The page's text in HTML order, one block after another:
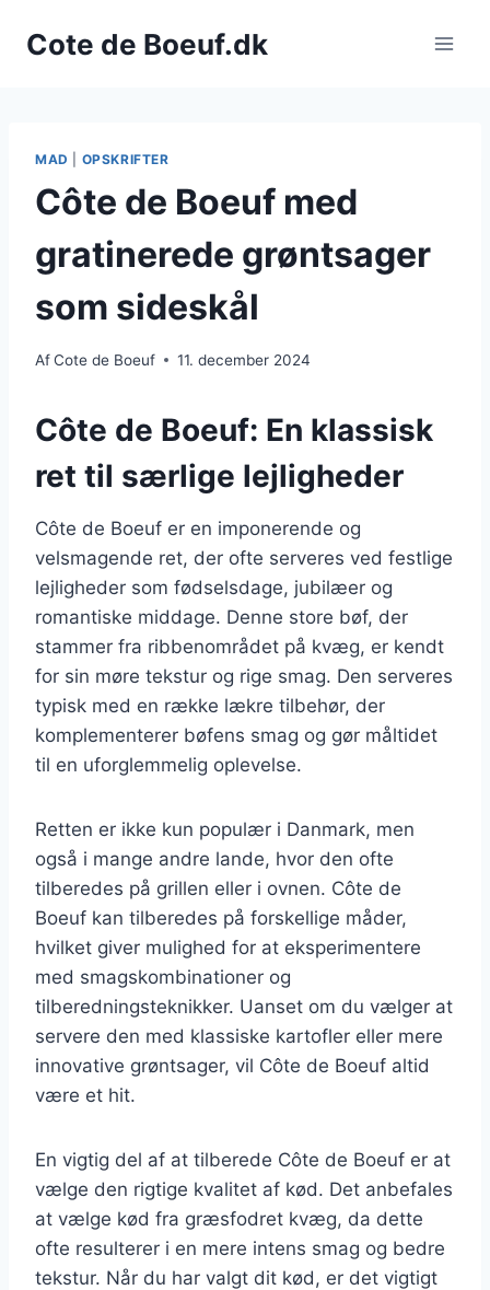
Cote de Boeuf.dk
MAD OPSKRIFTER
Côte de Boeuf med
gratinerede grøntsager
som sideskål
AfCote de Boeuf 11. december 2024
Côte de Boeuf: En klassisk
ret til særlige lejligheder
Côte de Boeuf er en imponerende og
velsmagende ret, der ofte serveres ved festlige
lejligheder som fødselsdage, jubilæer og
romantiske middage. Denne store bøf, der
stammer fra ribbenområdet på kvæg, er kendt
for sin møre tekstur og rige smag. Den serveres
typisk med en række lækre tilbehør, der
komplementerer bøfens smag og gør måltidet
til en uforglemmelig oplevelse.
Retten er ikke kun populær i Danmark, men
også i mange andre lande, hvor den ofte
tilberedes på grillen eller i ovnen. Côte de
Boeuf kan tilberedes på forskellige måder,
hvilket giver mulighed for at eksperimentere
med smagskombinationer og
tilberedningsteknikker. Uanset om du vælger at
servere den med klassiske kartofler eller mere
innovative grøntsager, vil Côte de Boeuf altid
være et hit.
En vigtig del af at tilberede Côte de Boeuf er at
vælge den rigtige kvalitet af kød. Det anbefales
at vælge kød fra græsfodret kvæg, da dette
ofte resulterer i en mere intens smag og bedre
tekstur. Når du har valgt dit kød, er det vigtigt